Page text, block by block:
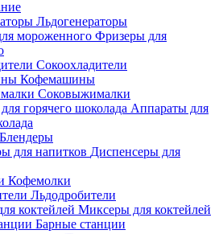
Льдогенераторы
Фризеры для
Сокоохладители
Кофемашины
Соковыжималки
Аппараты для
Блендеры
Диспенсеры для
Кофемолки
Льдодробители
Миксеры для коктейлей
Барные станции